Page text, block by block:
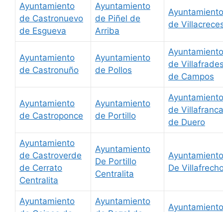
Ayuntamiento
de Castronuevo
de Esgueva
Ayuntamiento
de Piñel de
Arriba
Ayuntamiento
de
Ayuntamiento
de Castronuño
Ayuntamiento
de Pollos
Ayuntamiento
de
de Campos
Ayuntamiento
de Castroponce
Ayuntamiento
de Portillo
Ayuntamiento
de Villafranca
de Duero
Ayuntamiento
de Castroverde
de Cerrato
Centralita
Ayuntamiento
De Portillo
Centralita
Ayuntamiento
De
Ayuntamiento
Ayuntamiento
Ayuntamiento